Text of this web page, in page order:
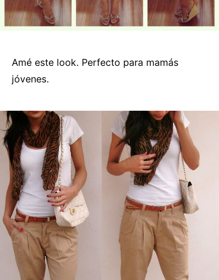
Amé este look. Perfecto para mamás
jóvenes.